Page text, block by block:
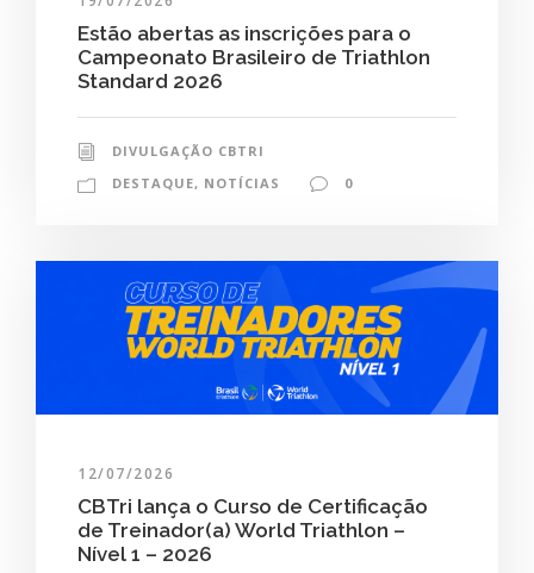
Estão abertas as inscrições para o
Campeonato Brasileiro de Triathlon
Standard 2026
DIVULGAÇÃO CBTRI
DESTAQUE, NOTÍCIAS 0
12/07/2026
CBTri lança o Curso de Certificação
de Treinador(a) World Triathlon –
Nível 1 – 2026